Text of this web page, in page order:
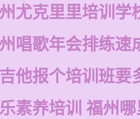
尤克里里培训学
唱歌年会排练速
他报个培训班要
素养培训 福州